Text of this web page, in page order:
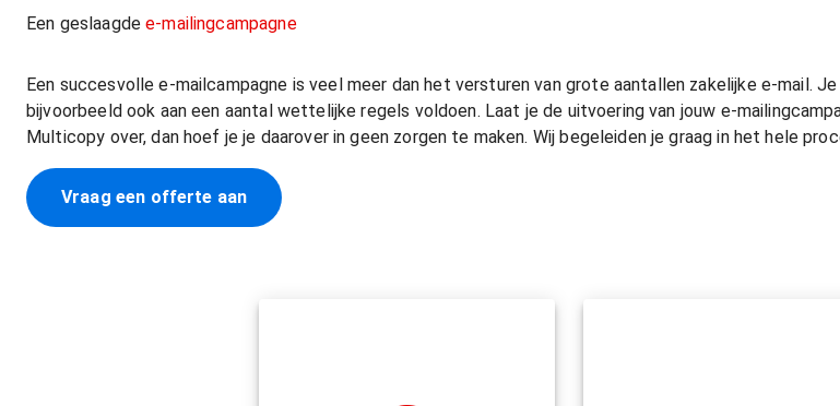
Een geslaagdee-mailingcampagne
Een succesvolle e-mailcampagne is veel meer dan het versturen van grote aantallen zakelijke e-mail.
bijvoorbeeld ook aan een aantal wettelijke regels voldoen. Laat je de uitvoering van jouw e-
Multicopy over, dan hoef je je daarover in geen zorgen te maken. Wij begeleiden je graag in het hele
Vraag een offerte aan